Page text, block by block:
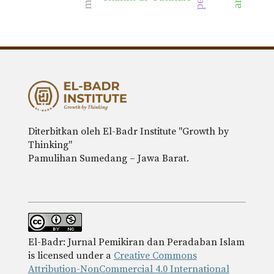
Diterbitkan oleh El-Badr Institute "Growth by
Thinking"
Pamulihan Sumedang – Jawa Barat.
El-Badr: Jurnal Pemikiran dan Peradaban Islam
is licensed under a Creative Commons
Attribution-NonCommercial 4.0 International